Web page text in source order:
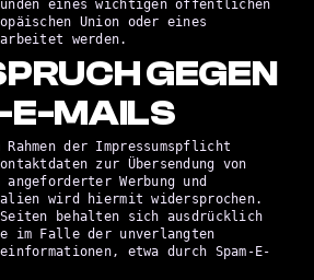
eines wichtigen öffentlichen
Union oder eines
werden.
GEGEN
E-MAILS
der Impressumspflicht
zur Übersendung von
Werbung und
wird hiermit widersprochen.
behalten sich ausdrücklich
im Falle der unverlangten
etwa durch Spam-E-